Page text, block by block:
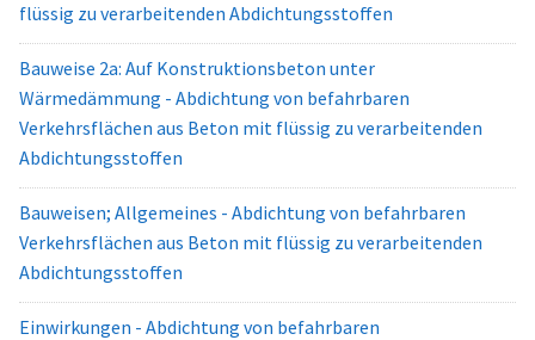
flüssig zu verarbeitenden Abdichtungsstoffen
Bauweise 2a: Auf Konstruktionsbeton unter
Wärmedämmung - Abdichtung von befahrbaren
Verkehrsflächen aus Beton mit flüssig zu verarbeitenden
Abdichtungsstoffen
Bauweisen; Allgemeines - Abdichtung von befahrbaren
Verkehrsflächen aus Beton mit flüssig zu verarbeitenden
Abdichtungsstoffen
Einwirkungen - Abdichtung von befahrbaren